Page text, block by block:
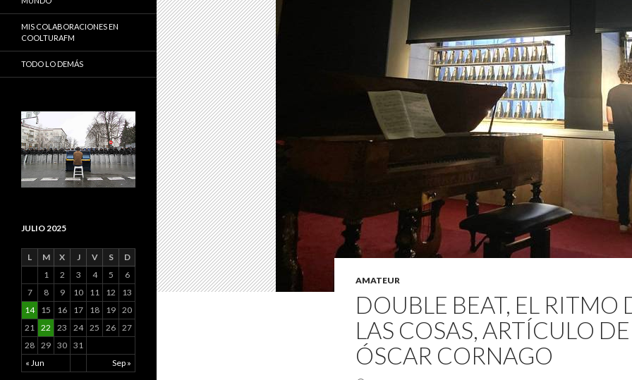
AMATEUR
DOUBLE BEAT, EL RITMO
LAS COSAS, ARTÍCULO DE
ÓSCAR CORNAGO
MIS COLABORACIONES EN
COOLTURAFM
TODO LO DEMÁS
JULIO 2025
L M X J V S D
« Jun Sep »
1 2 3 4 5
6
7
8 9 10 11 12
13
14
15 16 17 18 19 20
21 22 23 24 25 26 27
28 29 30 31